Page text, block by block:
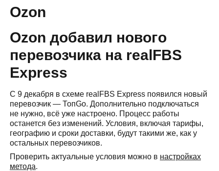
Ozon
Ozon добавил нового
перевозчика на realFBS
Express
С 9 декабря в схеме realFBS Express появился новый
перевозчик — ТопGo. Дополнительно подключаться
не нужно, всё уже настроено. Процесс работы
останется без изменений. Условия, включая тарифы,
географию и сроки доставки, будут такими же, как у
остальных перевозчиков.
Проверить актуальные условия можно в настройках
метода.